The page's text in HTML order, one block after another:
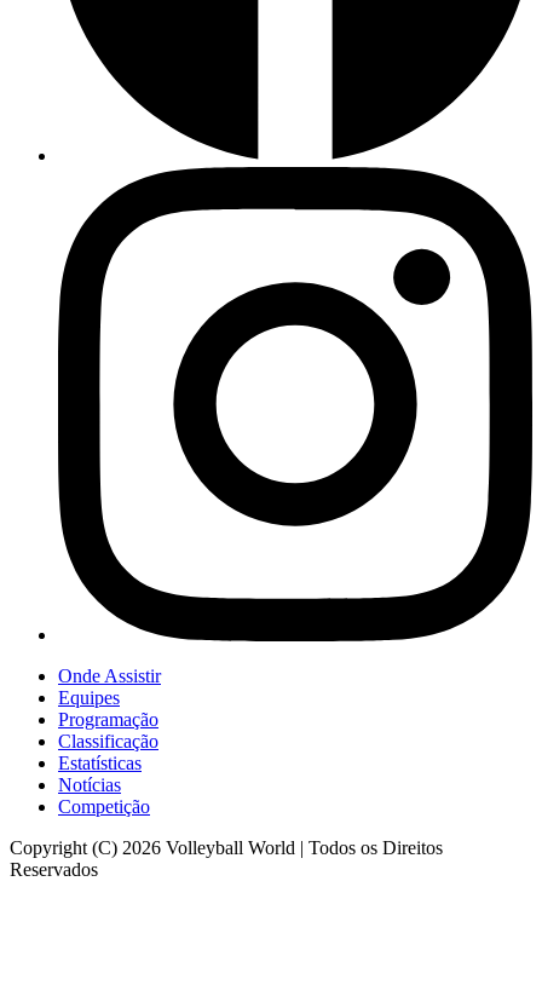
Onde Assistir
Equipes
Programação
Classificação
Estatísticas
Notícias
Competição
Copyright (C) 2026 Volleyball World | Todos os Direitos
Reservados